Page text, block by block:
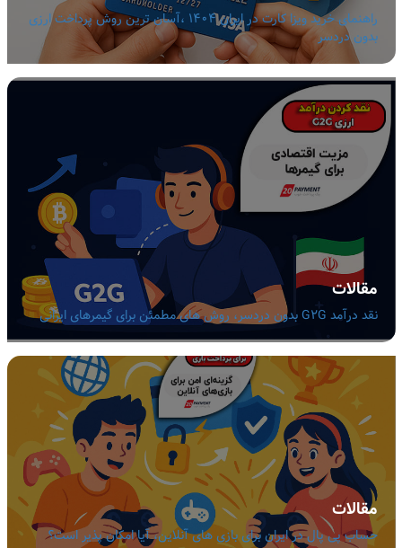
راهنمای خرید ویزا کارت در ایران 1404 ،آسان ترین روش پرداخت ارزی
بدون دردسر
مقالات
نقد درآمد G2G بدون دردسر، روش های مطمئن برای گیمرهای ایرانی
مقالات
حساب پی پال در ایران برای بازی های آنلاین، آیا امکان پذیر است؟